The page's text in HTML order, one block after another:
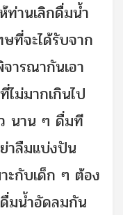
ท่านเลิกดื่มน้ำ
ที่จะได้รับจาก
ารณากันเอา
ม่มากเกินไป
นาน ๆ ดื่มที
าลืมแบ่งปัน
ะกับเด็ก ๆ ต้อง
มน้ำอัดลมกัน